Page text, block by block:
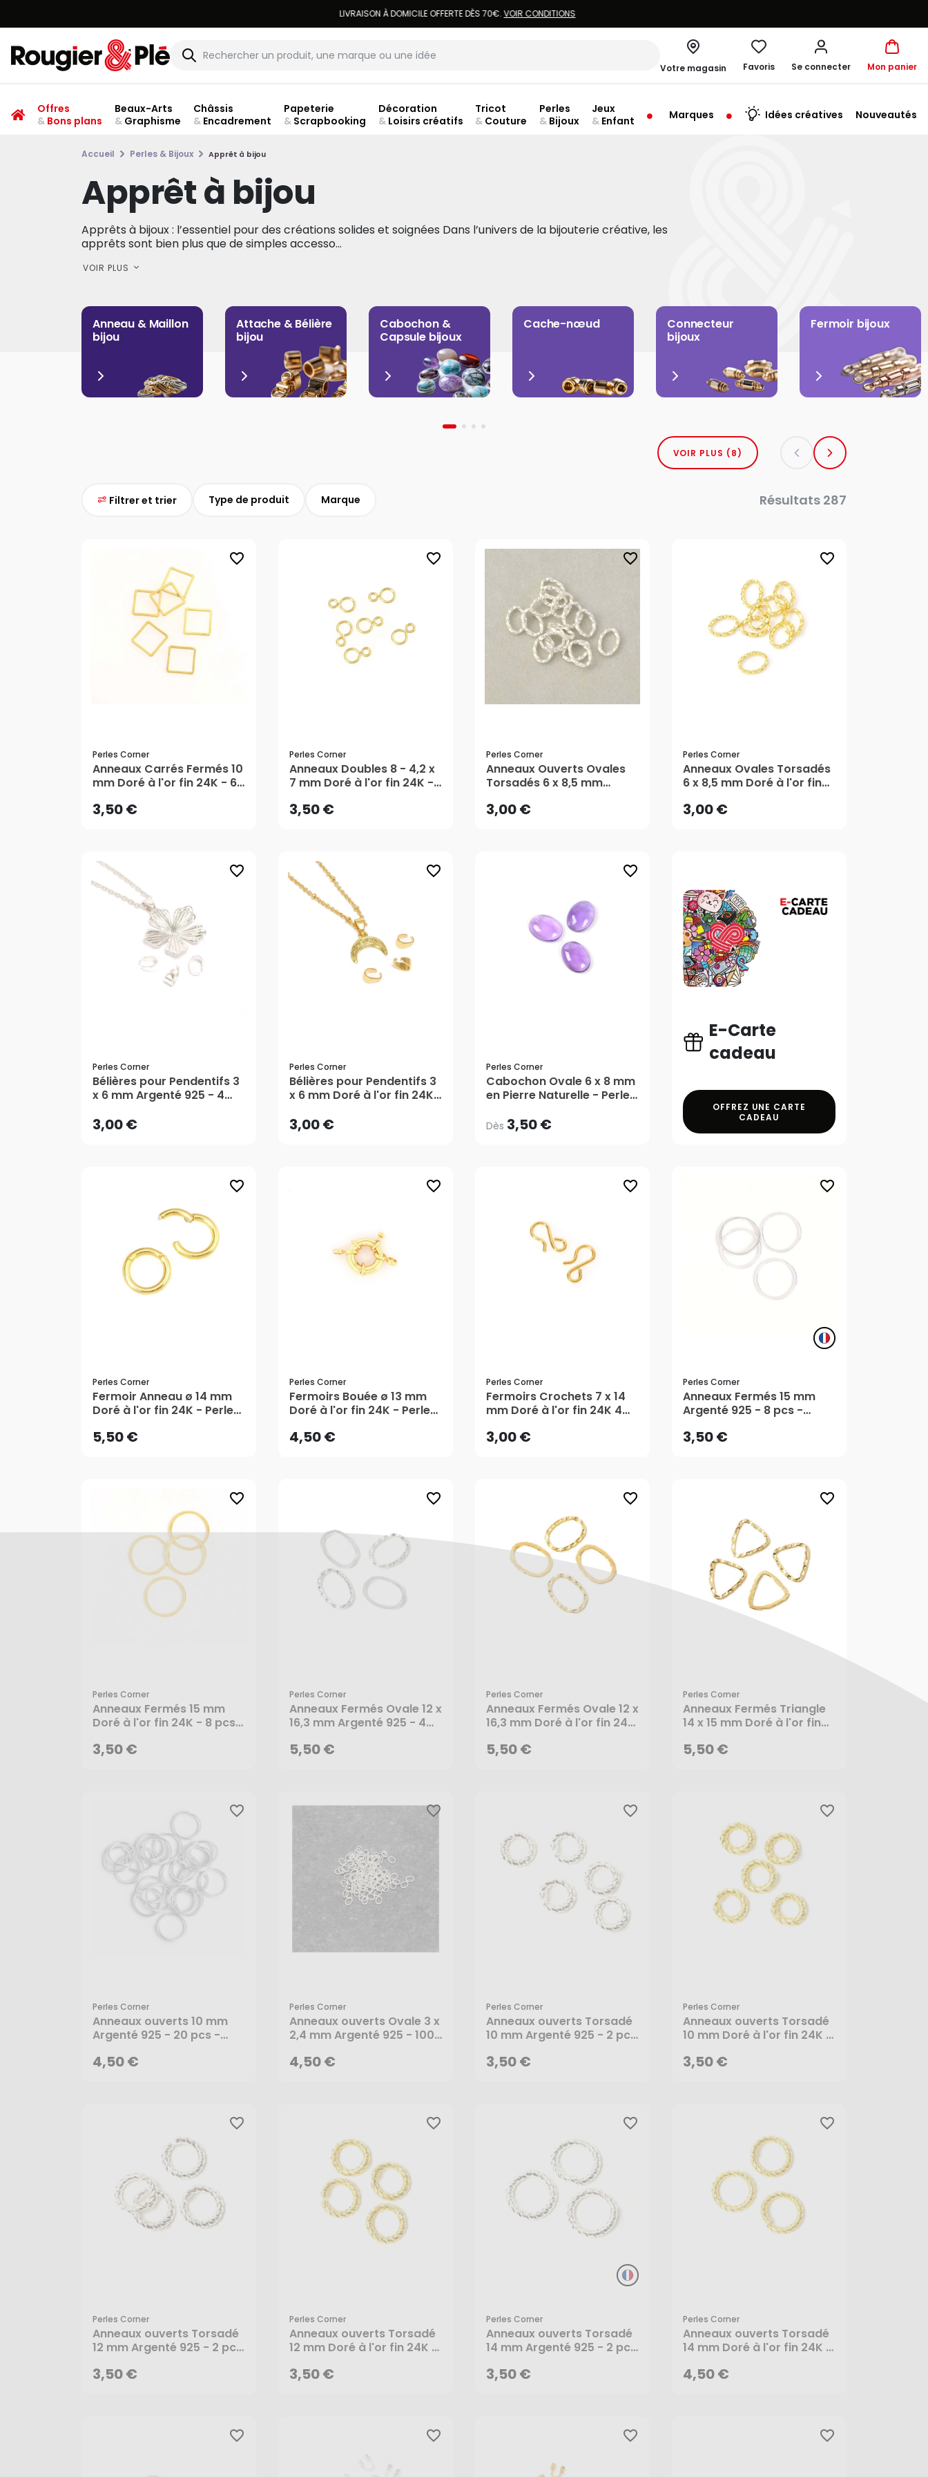
LIVRAISON À DOMICILE OFFERTE DÈS 70€.VOIR CONDITIONS
Votre magasin
ouvert à 10:00
Favoris Se connecter Mon panier
Offres
&Bons plans
Beaux-Arts
&Graphisme
Châssis
&Encadrement
Papeterie
&Scrapbooking
Décoration
&Loisirs créatifs
Tricot
& Couture
Perles
& Bijoux
Jeux
& Enfant Marques Idées créatives Nouveautés
Accueil Perles & Bijoux Apprêt à bijou
Apprêt à bijou
Apprêts à bijoux : l’essentiel pour des créations solides et soignées Dans l’univers de la bijouterie créative, les
apprêts sont bien plus que de simples accesso...
VOIR PLUS
Anneau & Maillon
bijou
Attache & Bélière
bijou
Cabochon &
Capsule bijoux
Cache-nœud
Connecteur
bijoux
Fermoir bijoux
VOIR PLUS (8)
Filtrer et trier Type de produit Marque Résultats 287
favorite_border
Perles Corner
Anneaux Carrés Fermés 10
mm Doré à l'or fin 24K - 6
3,50 €
3,50 €
AJOUTER AU PANIER
favorite_border
Perles Corner
Anneaux Doubles 8 - 4,2 x
7 mm Doré à l'or fin 24K -
3,50 €
3,50 €
AJOUTER AU PANIER
favorite_border
Perles Corner
Anneaux Ouverts Ovales
Torsadés 6 x 8,5 mm
Perles Corner
3,00 €
3,00 €
AJOUTER AU PANIER
favorite_border
Perles Corner
Anneaux Ovales Torsadés
6 x 8,5 mm Doré à l'or fin
Corner
3,00 €
3,00 €
AJOUTER AU PANIER
favorite_border
Perles Corner
Bélières pour Pendentifs 3
x 6 mm Argenté 925 - 4
3,00 €
3,00 €
AJOUTER AU PANIER
favorite_border
Perles Corner
Bélières pour Pendentifs 3
x 6 mm Doré à l'or fin 24K
3,00 €
3,00 €
AJOUTER AU PANIER
favorite_border
Perles Corner
Cabochon Ovale 6 x 8 mm
en Pierre Naturelle - Perles
Dès 3,50 €
Dès3,50 €
E-Carte
cadeau
OFFREZ UNE CARTE
CADEAU
favorite_border
Perles Corner
Fermoir Anneau ø 14 mm
Doré à l'or fin 24K - Perles
5,50 €
5,50 €
AJOUTER AU PANIER
favorite_border
Perles Corner
Fermoirs Bouée ø 13 mm
Doré à l'or fin 24K - Perles
4,50 €
4,50 €
AJOUTER AU PANIER
favorite_border
Perles Corner
Fermoirs Crochets 7 x 14
mm Doré à l'or fin 24K 4
3,00 €
3,00 €
AJOUTER AU PANIER
favorite_border
Perles Corner
Anneaux Fermés 15 mm
Argenté 925 - 8 pcs -
3,50 €
3,50 €
AJOUTER AU PANIER
favorite_border
Perles Corner
Anneaux Fermés 15 mm
Doré à l'or fin 24K - 8 pcs -
3,50 €
3,50 €
AJOUTER AU PANIER
favorite_border
Perles Corner
Anneaux Fermés Ovale 12 x
16,3 mm Argenté 925 - 4
5,50 €
5,50 €
AJOUTER AU PANIER
favorite_border
Perles Corner
Anneaux Fermés Ovale 12 x
16,3 mm Doré à l'or fin 24K
5,50 €
5,50 €
AJOUTER AU PANIER
favorite_border
Perles Corner
Anneaux Fermés Triangle
14 x 15 mm Doré à l'or fin
Corner
5,50 €
5,50 €
AJOUTER AU PANIER
favorite_border
Perles Corner
Anneaux ouverts 10 mm
Argenté 925 - 20 pcs -
4,50 €
4,50 €
AJOUTER AU PANIER
favorite_border
Perles Corner
Anneaux ouverts Ovale 3 x
2,4 mm Argenté 925 - 100
4,50 €
4,50 €
AJOUTER AU PANIER
favorite_border
Perles Corner
Anneaux ouverts Torsadé
10 mm Argenté 925 - 2 pcs
3,50 €
3,50 €
AJOUTER AU PANIER
favorite_border
Perles Corner
Anneaux ouverts Torsadé
10 mm Doré à l'or fin 24K -
3,50 €
3,50 €
AJOUTER AU PANIER
favorite_border
Perles Corner
Anneaux ouverts Torsadé
12 mm Argenté 925 - 2 pcs
3,50 €
3,50 €
AJOUTER AU PANIER
favorite_border
Perles Corner
Anneaux ouverts Torsadé
12 mm Doré à l'or fin 24K -
3,50 €
3,50 €
AJOUTER AU PANIER
favorite_border
Perles Corner
Anneaux ouverts Torsadé
14 mm Argenté 925 - 2 pcs
3,50 €
3,50 €
AJOUTER AU PANIER
favorite_border
Perles Corner
Anneaux ouverts Torsadé
14 mm Doré à l'or fin 24K -
4,50 €
4,50 €
AJOUTER AU PANIER
favorite_border favorite_border favorite_border favorite_border